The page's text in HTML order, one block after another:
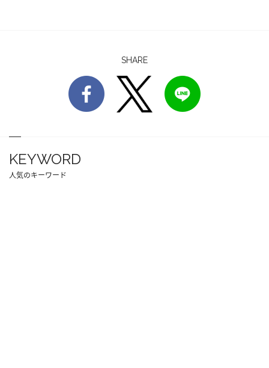
SHARE
KEYWORD
人気のキーワード